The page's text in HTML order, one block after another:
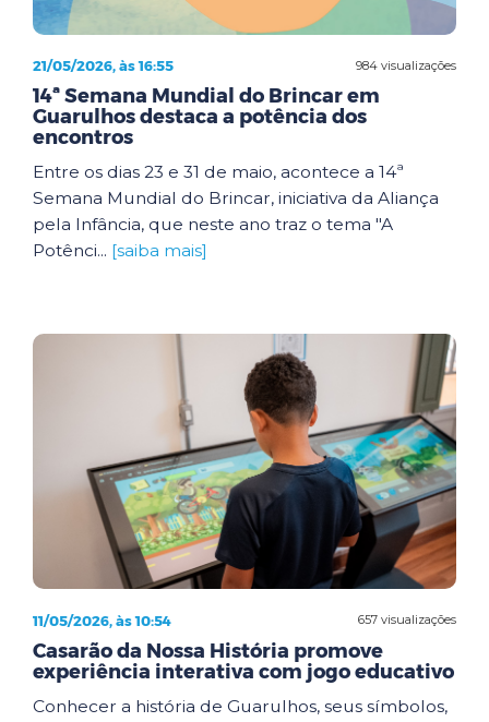
984 visualizações
21/05/2026, às 16:55
14ª Semana Mundial do Brincar em
Guarulhos destaca a potência dos
encontros
Entre os dias 23 e 31 de maio, acontece a 14ª
Semana Mundial do Brincar, iniciativa da Aliança
pela Infância, que neste ano traz o tema "A
Potênci... [saiba mais]
657 visualizações
11/05/2026, às 10:54
Casarão da Nossa História promove
experiência interativa com jogo educativo
Conhecer a história de Guarulhos, seus símbolos,